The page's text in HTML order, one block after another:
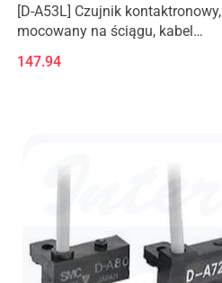
[D-A53L] Czujnik kontaktronowy,
mocowany na ściągu, kabel
147.94